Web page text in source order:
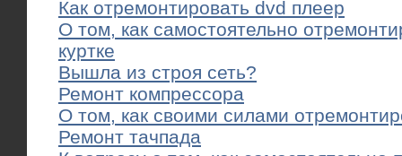
Как отремонтировать dvd плеер
О том, как самостоятельно
куртке
Вышла из строя сеть?
Ремонт компрессора
О том, как своими силами
Ремонт тачпада